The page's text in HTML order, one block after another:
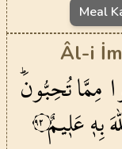
Meal
Âl-i
مِمَّاتُحِبُّونَۜ
بِه۪عَل۪يمٌ٩٢